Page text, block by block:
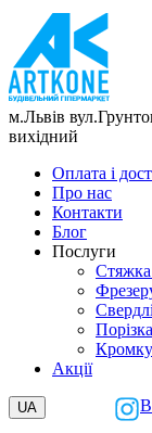
м.Львів
вихідний
Оплата і
Про нас
Контакти
Блог
Послуги
Акції
UA